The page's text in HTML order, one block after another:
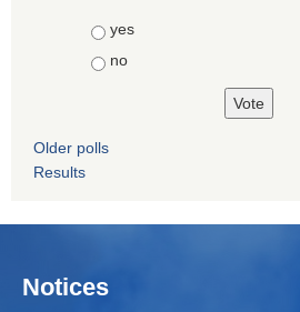
Choices
yes
no
Older polls
Results
Notices